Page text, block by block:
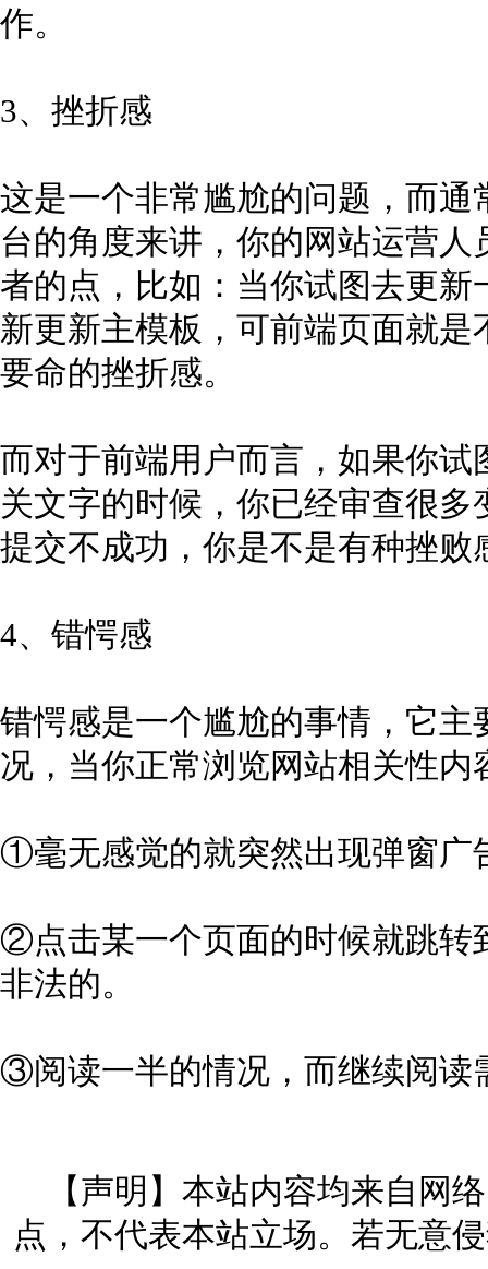
作。
3、挫折感
这是一个非常尴尬的问题，而
台的角度来讲，你的网站运营
者的点，比如：当你试图去更
新更新主模板，可前端页面就
要命的挫折感。
而对于前端用户而言，如果你
关文字的时候，你已经审查很
提交不成功，你是不是有种挫
4、错愕感
错愕感是一个尴尬的事情，它
况，当你正常浏览网站相关性
①毫无感觉的就突然出现弹窗
②点击某一个页面的时候就跳转
非法的。
③阅读一半的情况，而继续阅
【声明】本站内容均来自网
点，不代表本站立场。若无意